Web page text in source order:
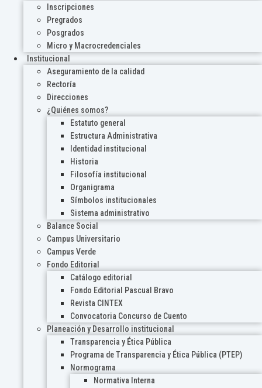
Inscripciones
Pregrados
Posgrados
Micro y Macrocredenciales
Institucional
Aseguramiento de la calidad
Rectoría
Direcciones
¿Quiénes somos?
Estatuto general
Estructura Administrativa
Identidad institucional
Historia
Filosofía institucional
Organigrama
Símbolos institucionales
Sistema administrativo
Balance Social
Campus Universitario
Campus Verde
Fondo Editorial
Catálogo editorial
Fondo Editorial Pascual Bravo
Revista CINTEX
Convocatoria Concurso de Cuento
Planeación y Desarrollo institucional
Transparencia y Ética Pública
Programa de Transparencia y Ética Pública (PTEP)
Normograma
Normativa Interna